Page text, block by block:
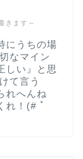
きます～
にうちの場
なマイン
しい』と思
て言う
れへんね
れ！(# ﾟ